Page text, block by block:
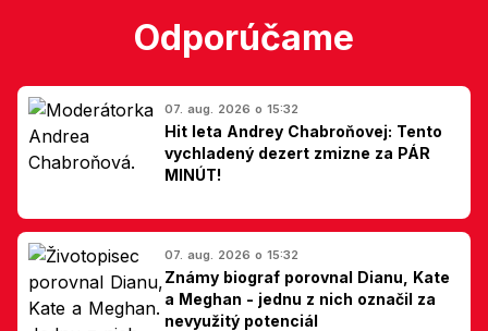
Odporúčame
07. aug. 2026 o 15:32
Hit leta Andrey Chabroňovej: Tento
vychladený dezert zmizne za PÁR
MINÚT!
07. aug. 2026 o 15:32
Známy biograf porovnal Dianu, Kate
a Meghan - jednu z nich označil za
nevyužitý potenciál